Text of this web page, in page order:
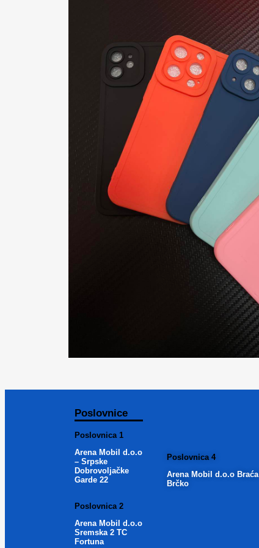
Poslovnice
Poslovnica 1
Arena Mobil d.o.o
– Srpske
Dobrovoljačke
Garde 22
Poslovnica 2
Arena Mobil d.o.o
Sremska 2 TC
Fortuna
Poslovnica 4
Arena Mobil d.o.o
Brčko